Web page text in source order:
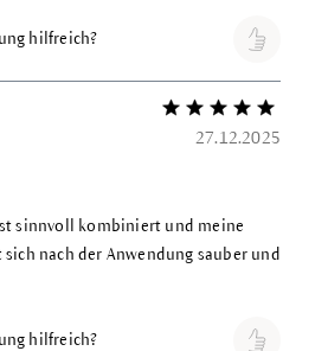
hilfreich?
Bewertung mit 5
27.12.2025
sinnvoll kombiniert und meine
nach der Anwendung sauber und
hilfreich?